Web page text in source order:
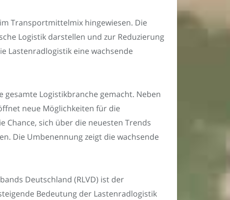
Transportmittelmix hingewiesen. Die
Logistik darstellen und zur Reduzierung
Lastenradlogistik eine wachsende
gesamte Logistikbranche gemacht. Neben
neue Möglichkeiten für die
Chance, sich über die neuesten Trends
Die Umbenennung zeigt die wachsende
Deutschland (RLVD) ist der
Bedeutung der Lastenradlogistik